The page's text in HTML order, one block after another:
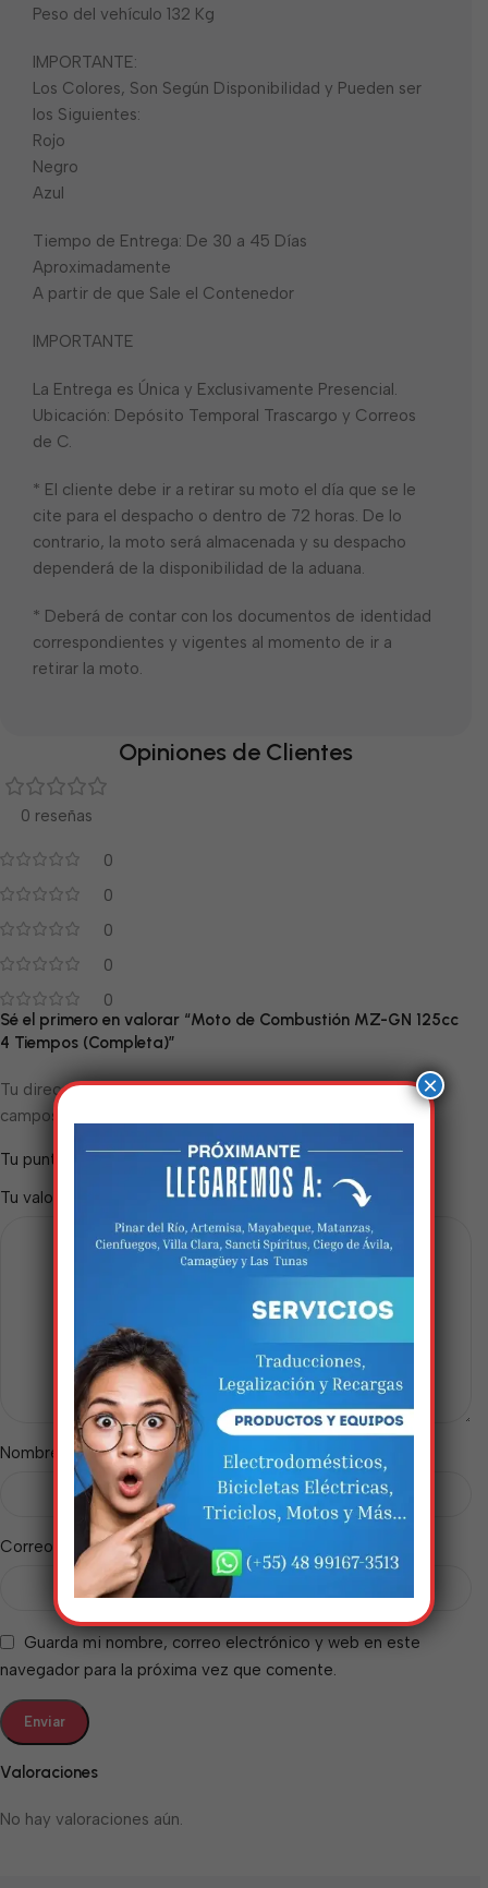
Peso del vehículo 132 Kg
IMPORTANTE:
Los Colores, Son Según Disponibilidad y Pueden ser
los Siguientes:
Rojo
Negro
Azul
Tiempo de Entrega: De 30 a 45 Días
Aproximadamente
A partir de que Sale el Contenedor
IMPORTANTE
La Entrega es Única y Exclusivamente Presencial.
Ubicación: Depósito Temporal Trascargo y Correos
de C.
* El cliente debe ir a retirar su moto el día que se le
cite para el despacho o dentro de 72 horas. De lo
contrario, la moto será almacenada y su despacho
dependerá de la disponibilidad de la aduana.
* Deberá de contar con los documentos de identidad
correspondientes y vigentes al momento de ir a
retirar la moto.
Opiniones de Clientes
0 reseñas
0
0
0
0
0
Valoraciones
No hay valoraciones aún.
Sé el primero en valorar “Moto de Combustión MZ-GN 125cc
4 Tiempos (Completa)”
Tu dirección de correo electrónico no será publicada. Los
campos obligatorios están marcados con
Tu puntuación
Tu valoración
Nombre *
Correo electrónico*
Guarda mi nombre, correo electrónico y web en este
navegador para la próxima vez que comente.
×
Estamos trabalhando
nisso!
Em breve, esta página estará
disponível com novidades
incríveis. Agradecemos pela
paciência e compreensão.